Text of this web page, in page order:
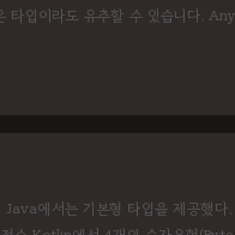
입이라도 유추할 수 있습니다.
수 있습니다. 경우1 : if 이하에서.. ..
에서는 기본형 타입을 제공했다.